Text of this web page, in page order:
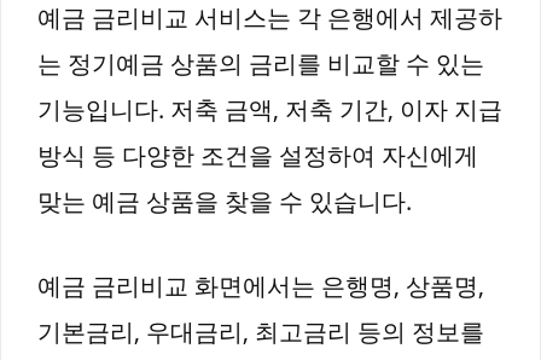
예금 금리비교 서비스는 각 은행에서 제공하
는 정기예금 상품의 금리를 비교할 수 있는
기능입니다. 저축 금액, 저축 기간, 이자 지급
방식 등 다양한 조건을 설정하여 자신에게
맞는 예금 상품을 찾을 수 있습니다.
예금 금리비교 화면에서는 은행명, 상품명,
기본금리, 우대금리, 최고금리 등의 정보를